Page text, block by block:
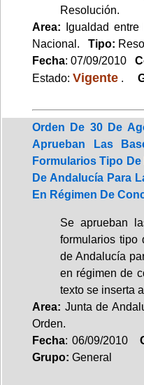
Resolución.
Area: Igualdad
Nacional. Tipo:
Fecha: 07/09/2010
Estado: Vigente .
Orden De 30 De
Aprueban Las
Formularios Tipo
De Andalucía Para
En Régimen De
Se aprueban
formularios tipo
de Andalucía
en régimen de
texto se inserta
Area: Junta de
Orden.
Fecha: 06/09/2010
Grupo: General